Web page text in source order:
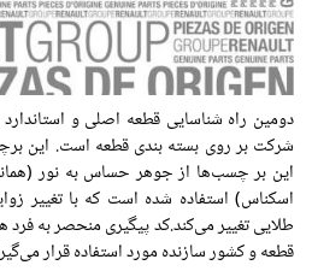
دومین راه شناسایی قطعه اصلی و
شرکت بر روی بسته بندی قطعه است. این
این بر چسب‌ها از جوهر حساس به نور
اسکناس) استفاده شده است که با تغییر
طلایی تغییر می‌کند.کد پیگیری منحصر به
قطعه و کشور سازنده مورد استفاده قرار